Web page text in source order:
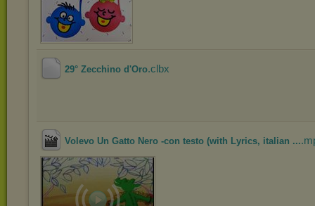
29° Zecchino d'Oro.clbx
Volevo Un Gatto Nero -con testo (with Lyrics, italian ...